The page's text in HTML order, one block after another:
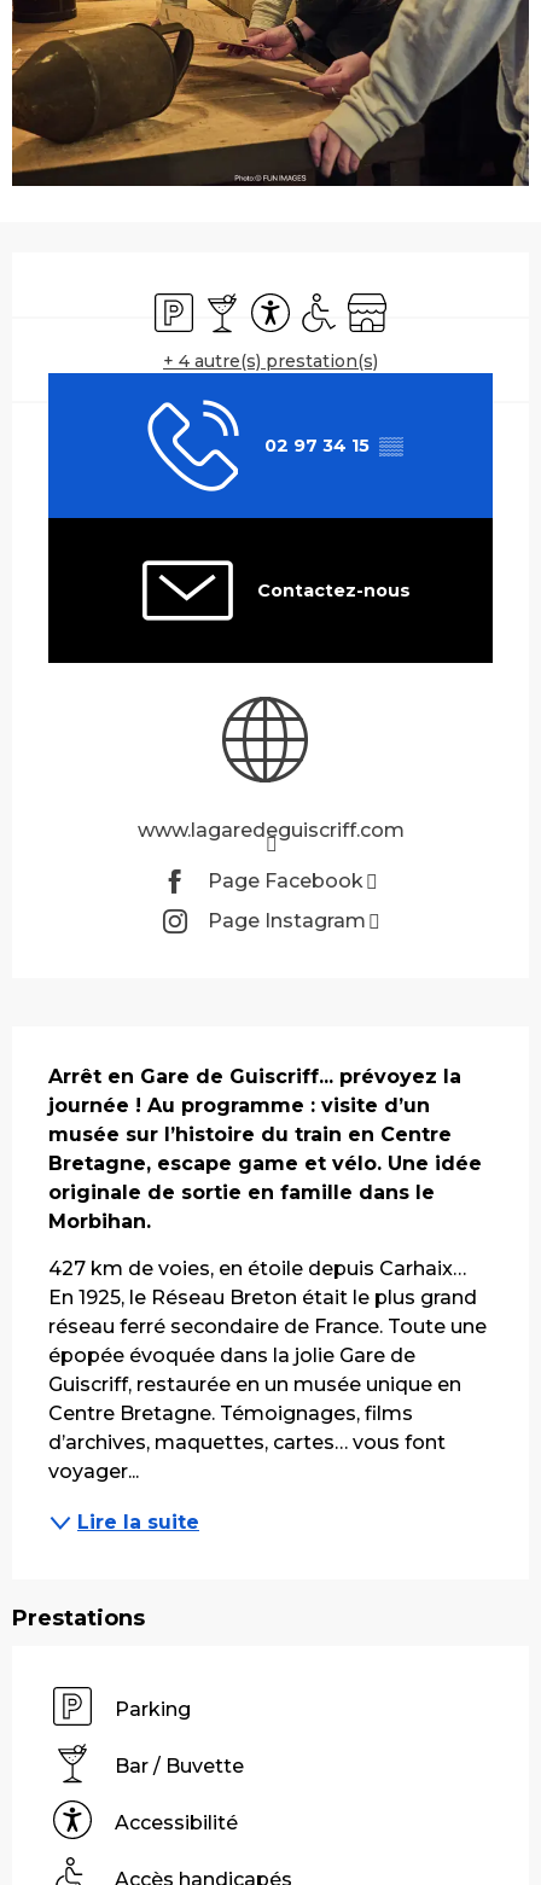
ParkingBar / Buvette
Accessibilité
Accès handicapés
Boutique
+ 4 autre(s) prestation(s)
02 97 34 15 ▒▒
Contactez-nous
www.lagaredeguiscriff.com
Page Facebook
Page Instagram
Arrêt en Gare de Guiscriff... prévoyez la
journée ! Au programme : visite d’un
musée sur l’histoire du train en Centre
Bretagne, escape game et vélo. Une idée
originale de sortie en famille dans le
Morbihan.
427 km de voies, en étoile depuis Carhaix…
En 1925, le Réseau Breton était le plus grand
réseau ferré secondaire de France. Toute une
épopée évoquée dans la jolie Gare de
Guiscriff, restaurée en un musée unique en
Centre Bretagne. Témoignages, films
d’archives, maquettes, cartes… vous font
voyager...
Lire la suite
Prestations
Parking
Bar / Buvette
Accessibilité
Accès handicapés